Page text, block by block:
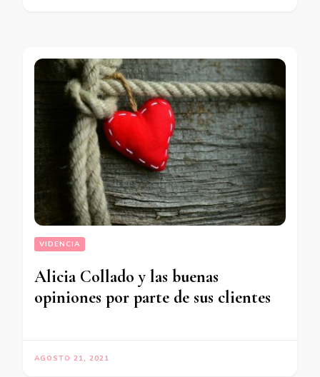
VIDENCIA
Alicia Collado y las buenas
opiniones por parte de sus clientes
AGOSTO 21, 2021